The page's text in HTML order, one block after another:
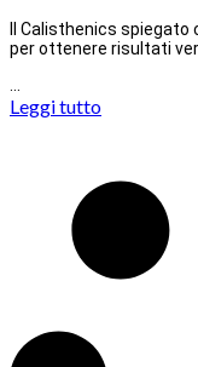
Il Calisthenics
per ottenere risultati
Leggi tutto